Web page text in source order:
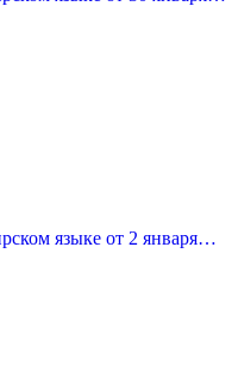
языке от 2 января…